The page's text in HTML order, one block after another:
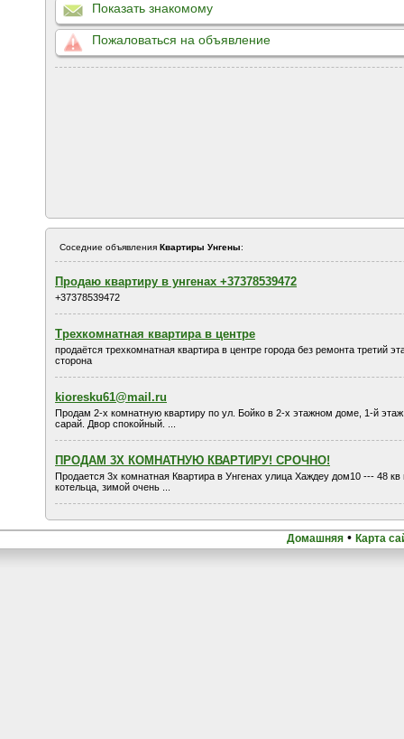
Показать знакомому
Пожаловаться на объявление
Соседние объявления Квартиры Унгены:
Продаю квартиру в унгенах +37378539472
+37378539472
Трехкомнатная квартира в центре
продаётся трехкомнатная квартира в центре города без ремонта третий
сторона
kioresku61@mail.ru
Продам 2-х комнатную квартиру по ул. Бойко в 2-х этажном доме, 1-й
сарай. Двор спокойный. ...
ПРОДАМ 3Х КОМНАТНУЮ КВАРТИРУ! СРОЧНО!
Продается 3х комнатная Квартира в Унгенах улица Хаждеу дом10 --- 48 кв
котельца, зимой очень ...
Домашняя • Карта